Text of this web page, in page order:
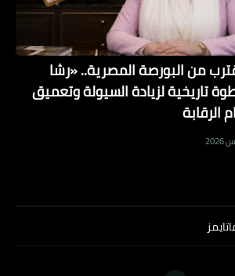
من البورصة المصرية.. «رشا
تاريخية لزيادة السيولة وتعميق